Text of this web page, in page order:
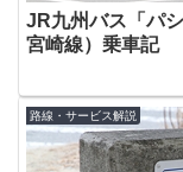
JR九州バス「パ
宮崎線）乗車記
路線・サービス解説